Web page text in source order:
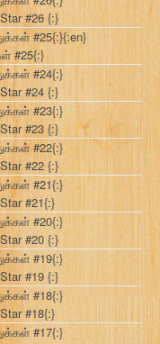
#26 {:}
#25{:}{:en}
#25{:}
#24{:}
#24 {:}
#23{:}
#23 {:}
#22{:}
#22 {:}
#21{:}
#21{:}
#20{:}
#20 {:}
#19{:}
#19 {:}
#18{:}
#18{:}
#17{:}